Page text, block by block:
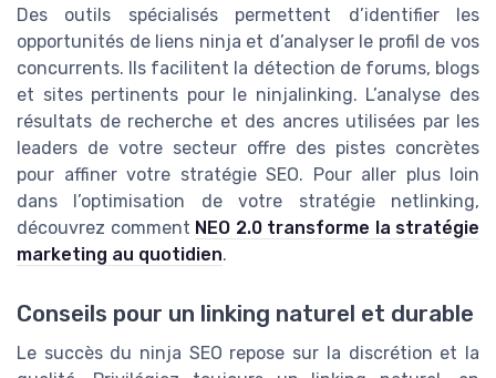
Des outils spécialisés permettent d’identifier les
opportunités de liens ninja et d’analyser le profil de vos
concurrents. Ils facilitent la détection de forums, blogs
et sites pertinents pour le ninjalinking. L’analyse des
résultats de recherche et des ancres utilisées par les
leaders de votre secteur offre des pistes concrètes
pour affiner votre stratégie SEO. Pour aller plus loin
dans l’optimisation de votre stratégie netlinking,
découvrez comment NEO 2.0 transforme la stratégie
marketing au quotidien.
Conseils pour un linking naturel et durable
Le succès du ninja SEO repose sur la discrétion et la